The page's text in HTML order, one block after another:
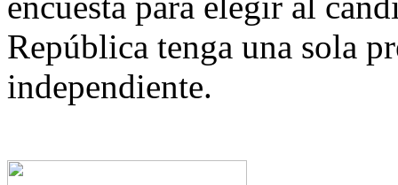
República tenga una sola
independiente.